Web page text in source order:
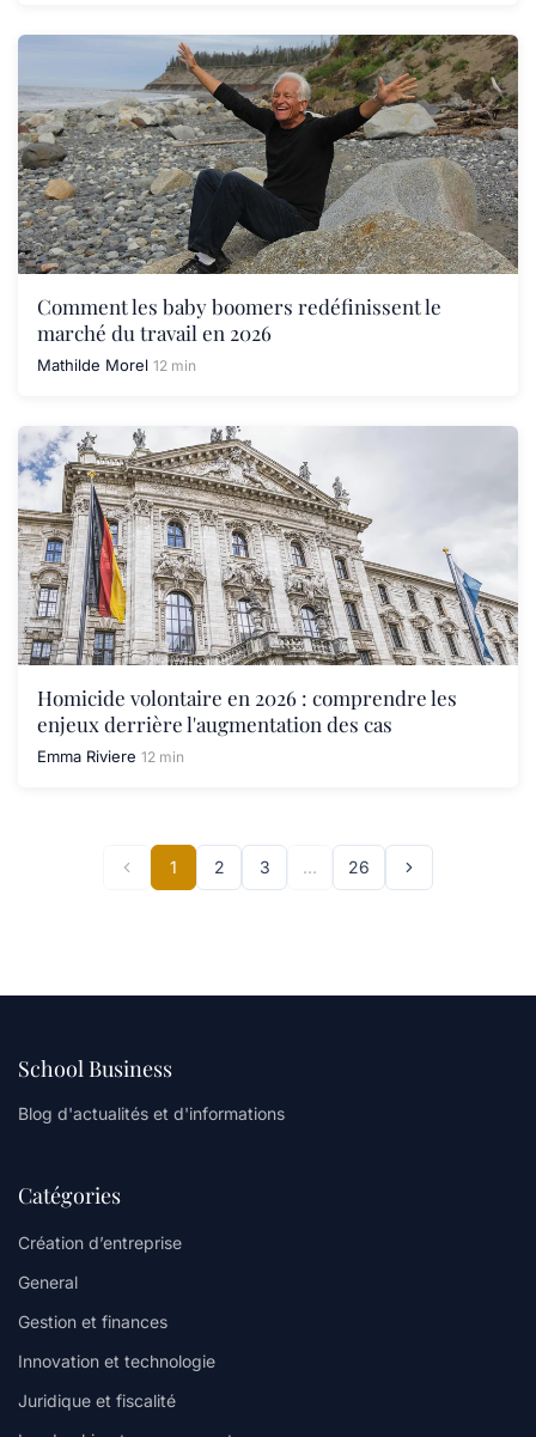
Comment les baby boomers redéfinissent le
marché du travail en 2026
Mathilde Morel 12 min
Homicide volontaire en 2026 : comprendre les
enjeux derrière l'augmentation des cas
Emma Riviere 12 min
1 2 3 … 26
School Business
Blog d'actualités et d'informations
Catégories
Création d’entreprise
General
Gestion et finances
Innovation et technologie
Juridique et fiscalité